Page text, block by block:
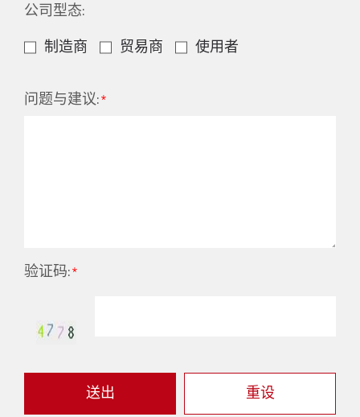
公司型态:
制造商 贸易商 使用者
问题与建议:
验证码:
送出 重设